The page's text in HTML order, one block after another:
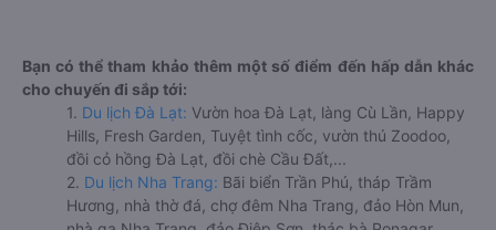
Bạn có thể tham khảo thêm một số điểm đến hấp dẫn khác
cho chuyến đi sắp tới:
1. Du lịch Đà Lạt: Vườn hoa Đà Lạt, làng Cù Lần, Happy
Hills, Fresh Garden, Tuyệt tình cốc, vườn thú Zoodoo,
đồi cỏ hồng Đà Lạt, đồi chè Cầu Đất,...
2. Du lịch Nha Trang: Bãi biển Trần Phú, tháp Trầm
Hương, nhà thờ đá, chợ đêm Nha Trang, đảo Hòn Mun,